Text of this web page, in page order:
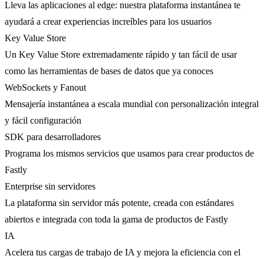
Lleva las aplicaciones al edge: nuestra plataforma instantánea te
ayudará a crear experiencias increíbles para los usuarios
Key Value Store
Un Key Value Store extremadamente rápido y tan fácil de usar
como las herramientas de bases de datos que ya conoces
WebSockets y Fanout
Mensajería instantánea a escala mundial con personalización integral
y fácil configuración
SDK para desarrolladores
Programa los mismos servicios que usamos para crear productos de
Fastly
Enterprise sin servidores
La plataforma sin servidor más potente, creada con estándares
abiertos e integrada con toda la gama de productos de Fastly
IA
Acelera tus cargas de trabajo de IA y mejora la eficiencia con el